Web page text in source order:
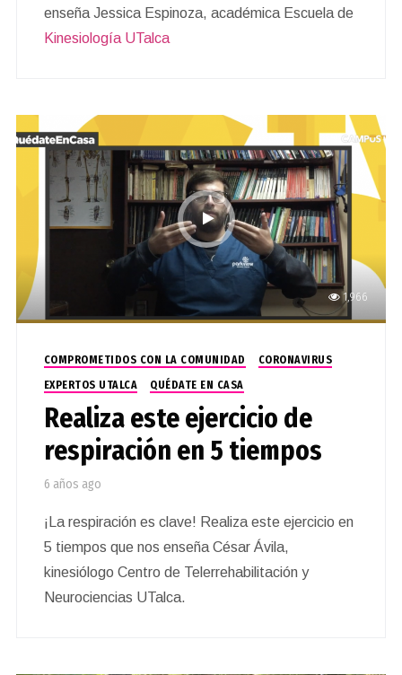
enseña Jessica Espinoza, académica Escuela de
Kinesiología UTalca
1,966
COMPROMETIDOS CON LA COMUNIDAD
CORONAVIRUS
EXPERTOS UTALCA
QUÉDATE EN CASA
Realiza este ejercicio de
respiración en 5 tiempos
6 años ago
¡La respiración es clave! Realiza este ejercicio en
5 tiempos que nos enseña César Ávila,
kinesiólogo Centro de Telerrehabilitación y
Neurociencias UTalca.